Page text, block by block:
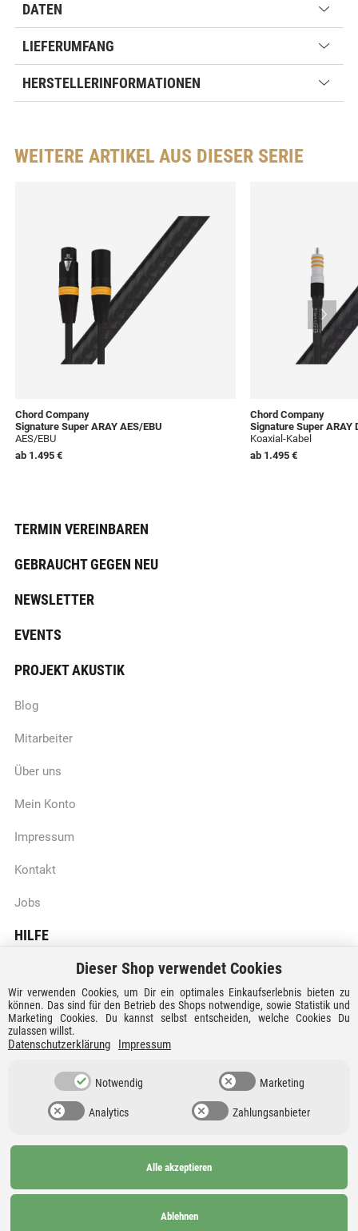
DATEN
LIEFERUMFANG
HERSTELLERINFORMATIONEN
WEITERE ARTIKEL AUS DIESER SERIE
Chord Company
Signature Super ARAY AES/EBU
AES/EBU
ab 1.495 €
Chord Company
Signature Super ARAY
Koaxial-Kabel
ab 1.495 €
TERMIN VEREINBAREN
GEBRAUCHT GEGEN NEU
NEWSLETTER
EVENTS
PROJEKT AKUSTIK
Blog
Mitarbeiter
Über uns
Mein Konto
Impressum
Kontakt
Jobs
HILFE
Batteriegesetzhinweise
Vertrag widerrufen
Versandkosten und Lieferzeiten
Zahlungsarten
Widerrufsrecht
Datenschutz
versandkostenfrei nach
Dieser Shop verwendet Cookies
Wir verwenden Cookies, um Dir ein optimales Einkaufserlebnis bieten zu
können. Das sind für den Betrieb des Shops notwendige, sowie Statistik und
Marketing Cookies. Du kannst selbst entscheiden, welche Cookies Du
zulassen willst.
Datenschutzerklärung Impressum
Notwendig Marketing
Analytics Zahlungsanbieter
Alle akzeptieren
Ablehnen